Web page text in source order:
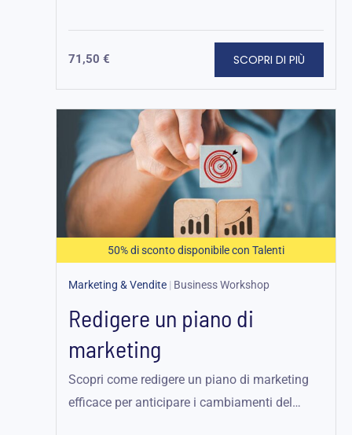
71,50 € SCOPRI DI PIÙ
50% di sconto disponibile con Talenti
Marketing & Vendite | Business Workshop
Redigere un piano di
marketing
Scopri come redigere un piano di marketing
efficace per anticipare i cambiamenti del
Fascia
di
prezzo:
da
125,00 €
a
187,25 €